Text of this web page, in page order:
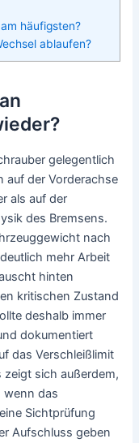
häufigsten?
ablaufen?
gelegentlich
auf der Vorderachse
als auf der
des Bremsens.
nach
mehr Arbeit
hinten
kritischen Zustand
deshalb immer
dokumentiert
das Verschleißlimit
sich außerdem,
wenn das
Sichtprüfung
Aufschluss geben